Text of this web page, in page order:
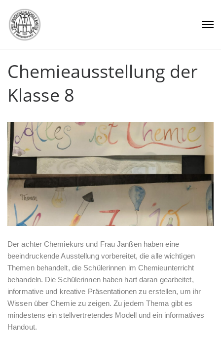
Chemieausstellung der
Klasse 8
Der achter Chemiekurs und Frau Janßen haben eine
beeindruckende Ausstellung vorbereitet, die alle wichtigen
Themen behandelt, die Schülerinnen im Chemieunterricht
behandeln. Die Schülerinnen haben hart daran gearbeitet,
informative und kreative Präsentationen zu erstellen, um ihr
Wissen über Chemie zu zeigen. Zu jedem Thema gibt es
mindestens ein stellvertretendes Modell und ein informatives
Handout.